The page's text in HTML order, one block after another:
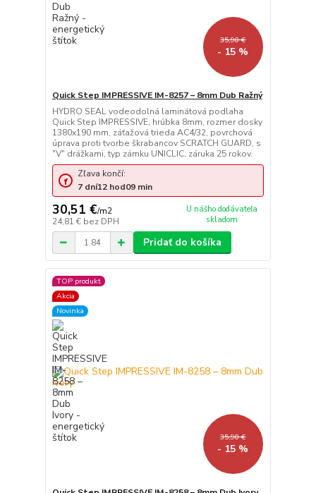
35,90 €
- 15 %
Quick Step IMPRESSIVE IM-8257 – 8mm Dub Ražný
HYDRO SEAL vodeodolná laminátová podlaha
Quick Step IMPRESSIVE, hrúbka 8mm, rozmer dosky
1380x190 mm, záťažová trieda AC4/32, povrchová
úprava proti tvorbe škrabancov SCRATCH GUARD, s
"V" drážkami, typ zámku UNICLIC, záruka 25 rokov.
30,51 €/m2
24,81 € bez DPH
U nášho dodávateľa
skladom
Zľava končí:
7 dní12 hod09 min
Pridať do košíka
TOP produkt
Akcia
Novinka
35,90 €
- 15 %